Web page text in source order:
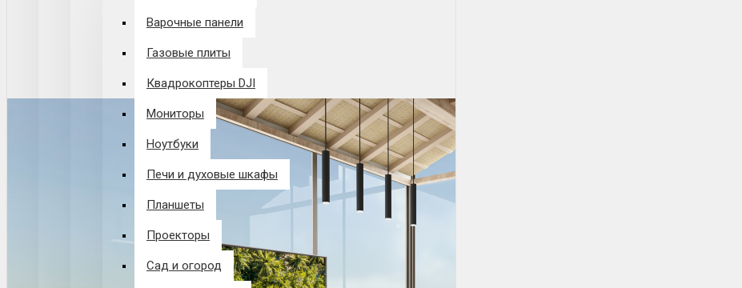
Варочные панели
Газовые плиты
Квадрокоптеры DJI
Мониторы
Ноутбуки
Печи и духовые шкафы
Планшеты
Проекторы
Сад и огород